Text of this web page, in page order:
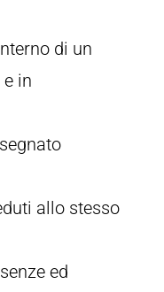
di un
in
allo stesso
ed